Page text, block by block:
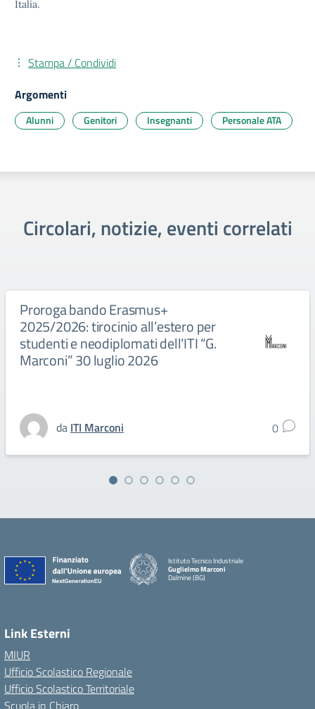
Italia.
Stampa / Condividi
Argomenti
Alunni Genitori Insegnanti Personale ATA
Circolari, notizie, eventi correlati
Proroga bando Erasmus+
2025/2026: tirocinio all’estero per
studenti e neodiplomati dell’ITI “G.
Marconi” 30 luglio 2026
da ITI Marconi 0
Istituto Tecnico Industriale
Guglielmo Marconi
Dalmine (BG)
Link Esterni
MIUR
Ufficio Scolastico Regionale
Ufficio Scolastico Territoriale
Scuola in Chiaro